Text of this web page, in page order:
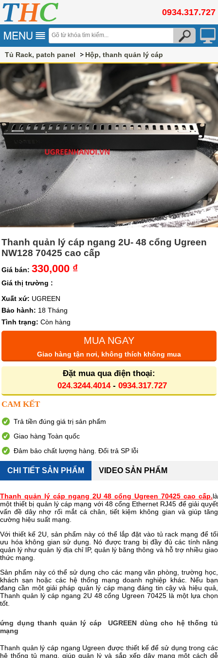
0934.317.727
Tủ Rack, patch panel Hộp, thanh quản lý cáp
Thanh quản lý cáp ngang 2U- 48 cổng Ugreen
NW128 70425 cao cấp
Giá bán: 330,000 ₫
Giá thị trường :
Xuất xứ: UGREEN
Bảo hành: 18 Tháng
Tình trạng: Còn hàng
MUA NGAY
Giao hàng tận nơi, không thích không mua
Đặt mua qua điện thoại:
024.3244.4014- 0934.317.727
CAM KẾT
Trả tiền đúng giá trị sản phẩm
Giao hàng Toàn quốc
Đảm bảo chất lượng hàng. Đổi trả SP lỗi
CHI TIẾT SẢN PHẨM VIDEO SẢN PHẨM
Thanh quản lý cáp ngang 2U 48 cổng Ugreen 70425 cao cấp.là
một thiết bị quản lý cáp mạng với 48 cổng Ethernet RJ45 để giải quyết
vấn đề dây nhợ rối mắt cá chân, tiết kiệm không gian và giúp tăng
cường hiệu suất mạng.
Với thiết kế 2U, sản phẩm này có thể lắp đặt vào tủ rack mạng để tối
ưu hóa không gian sử dụng. Nó được trang bị đầy đủ các tính năng
quản lý như quản lý địa chỉ IP, quản lý băng thông và hỗ trợ nhiều giao
thức mạng.
Sản phẩm này có thể sử dụng cho các mạng văn phòng, trường học,
khách sạn hoặc các hệ thống mạng doanh nghiệp khác. Nếu bạn
đang cần một giải pháp quản lý cáp mạng đáng tin cậy và hiệu quả,
Thanh quản lý cáp ngang 2U 48 cổng Ugreen 70425 là một lựa chọn
tốt.
ứng dụng thanh quản lý cáp UGREEN dùng cho hệ thống tủ
mạng
Thanh quản lý cáp ngang Ugreen được thiết kế để sử dụng trong các
hệ thống tủ mạng, giúp quản lý và sắp xếp dây mạng một cách dễ